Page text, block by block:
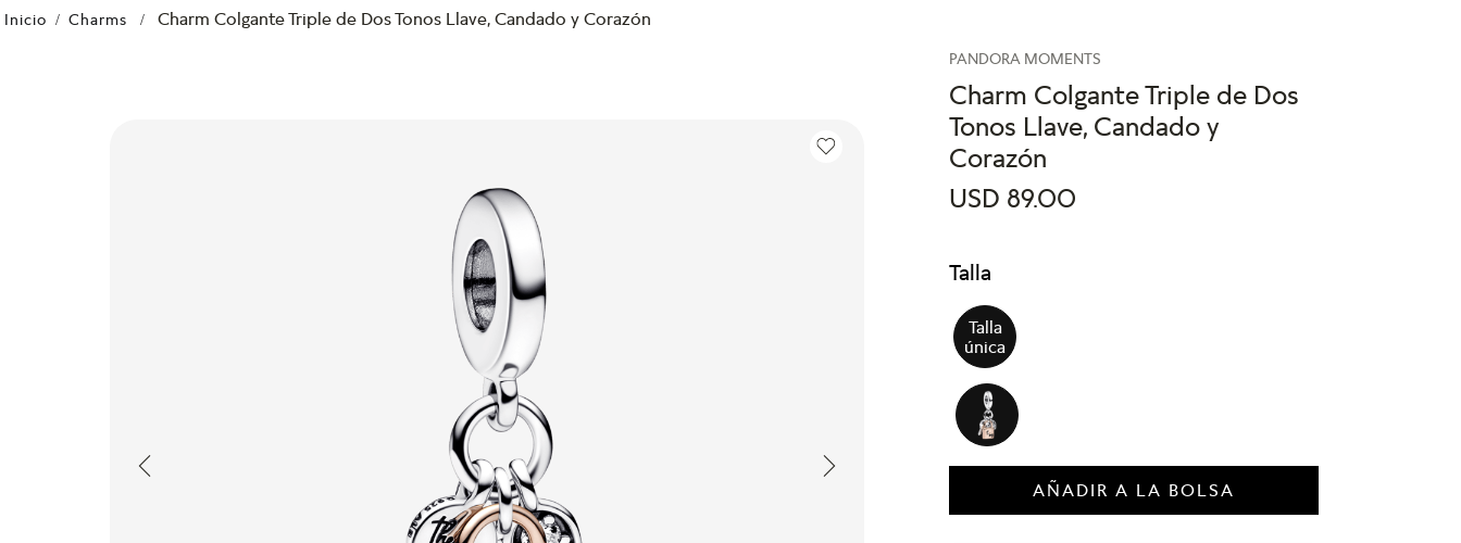
Charms Charm Colgante Triple de Dos Tonos Llave, Candado y Corazón
PANDORA MOMENTS
Charm Colgante Triple de Dos
Tonos Llave, Candado y
Corazón
USD 89.00
Talla
Talla
única
AÑADIR A LA BOLSA